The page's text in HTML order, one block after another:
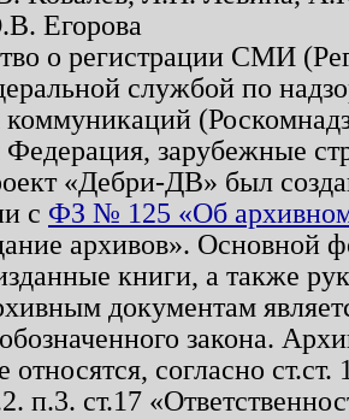
Егорова
о регистрации СМИ
службой по
Федерация, зарубежные
«Дебри-ДВ» был
с ФЗ № 125 «Об
архивов». Основной
книги, а также
документам
закона.
относятся, согласно
п.3. ст.17